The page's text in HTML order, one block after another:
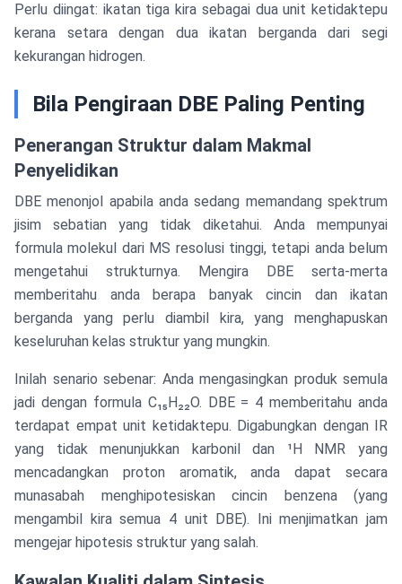
Perlu diingat: ikatan tiga kira sebagai dua unit ketidaktepu
kerana setara dengan dua ikatan berganda dari segi
kekurangan hidrogen.
Bila Pengiraan DBE Paling Penting
Penerangan Struktur dalam Makmal
Penyelidikan
DBE menonjol apabila anda sedang memandang spektrum
jisim sebatian yang tidak diketahui. Anda mempunyai
formula molekul dari MS resolusi tinggi, tetapi anda belum
mengetahui strukturnya. Mengira DBE serta-merta
memberitahu anda berapa banyak cincin dan ikatan
berganda yang perlu diambil kira, yang menghapuskan
keseluruhan kelas struktur yang mungkin.
Inilah senario sebenar: Anda mengasingkan produk semula
jadi dengan formula C₁₅H₂₂O. DBE = 4 memberitahu anda
terdapat empat unit ketidaktepu. Digabungkan dengan IR
yang tidak menunjukkan karbonil dan ¹H NMR yang
mencadangkan proton aromatik, anda dapat secara
munasabah menghipotesiskan cincin benzena (yang
mengambil kira semua 4 unit DBE). Ini menjimatkan jam
mengejar hipotesis struktur yang salah.